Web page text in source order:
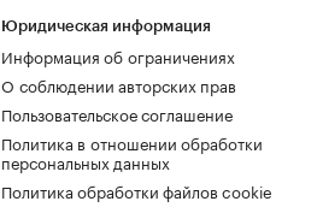
Юридическая информация
Информация об ограничениях
О соблюдении авторских прав
Пользовательское соглашение
Политика в отношении обработки
персональных данных
Политика обработки файлов cookie